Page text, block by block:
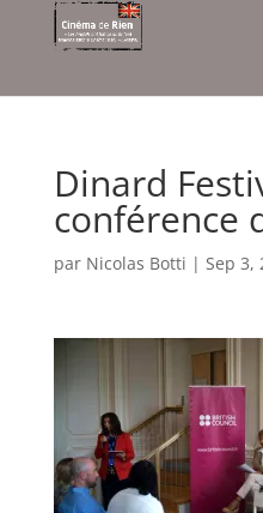
Dinard
conférence
par Nicolas Botti | Sep 3,